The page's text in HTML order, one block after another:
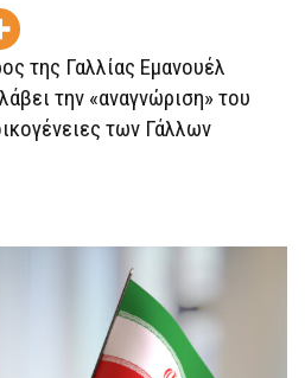
ΑΦΓΑΝΙΣΤΆΝ
της Γαλλίας Εμανουέλ
την «αναγνώριση» του
των Γάλλων